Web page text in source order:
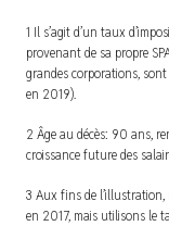
1 Il s’agit d’un taux
provenant de sa propre
grandes corporations,
en 2019).
2 Âge au décès: 90 ans,
croissance future des
3 Aux fins de
en 2017, mais utilisons le